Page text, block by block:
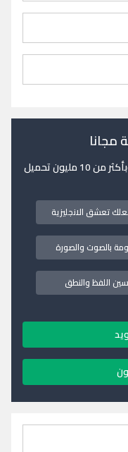
مجانا
تحميل
تعشق الانجليزية
بالصوت والصورة